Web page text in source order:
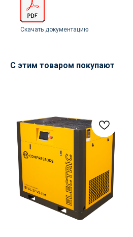
Скачать документацию
С этим товаром покупают
статью расходов или включена
в стоимость оборудования
Ваше имя
+7
специалисты проконсультируют
и помогут в подборе